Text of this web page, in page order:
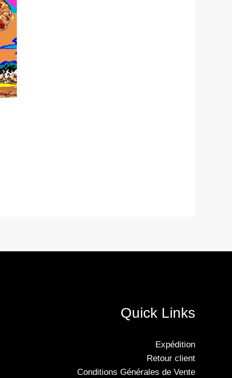
Quick Links
Expédition
Retour client
Conditions Générales de Vente